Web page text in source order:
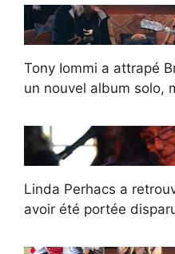
Tony Iommi a attrapé
un nouvel album solo,
Linda Perhacs a
avoir été portée